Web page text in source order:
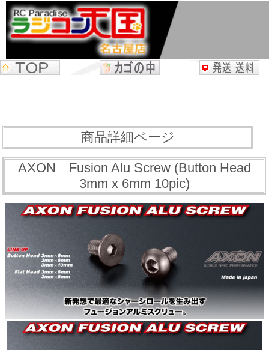
商品詳細ページ
AXON Fusion Alu Screw (Button Head
3mm x 6mm 10pic)